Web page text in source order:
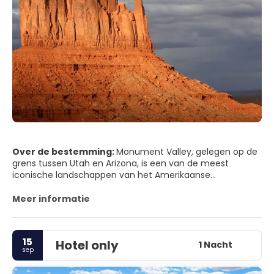
Over de bestemming:Monument Valley, gelegen op de
grens tussen Utah en Arizona, is een van de meest
iconische landschappen van het Amerikaanse
dramatisch op uit een uitgestrekte rode woestijnvlakte en
reclamespotjes te zien is geweest. Het landschap is vooral
spectaculair bij zonsopgang en zonsondergang, wanneer
de rotsen gloeien in tinten oranje, karmozijnrood en paars
onder het veranderende licht.
Meer informatie
15
sep Hotel only 1 Nacht